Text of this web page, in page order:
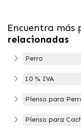
Encuentra más
relacionadas
Perro
10 % IVA
Pienso para
Pienso para